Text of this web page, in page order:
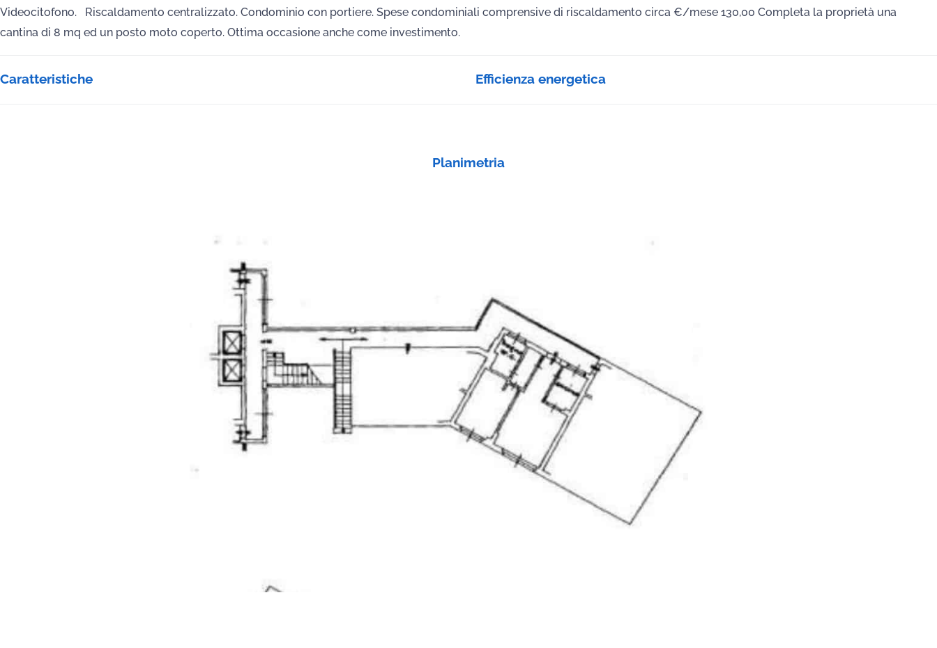
Videocitofono. Riscaldamento centralizzato. Condominio con portiere. Spese condominiali comprensive di riscaldamento circa €/mese 130,00 Completa la proprietà una
cantina di 8 mq ed un posto moto coperto. Ottima occasione anche come investimento.
Caratteristiche Efficienza energetica
Planimetria